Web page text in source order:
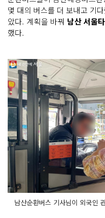
몇 대의 버스를 더 보내고 기
았다. 계획을 바꿔 남산 서울
했다.
남산순환버스 기사님이 외국인